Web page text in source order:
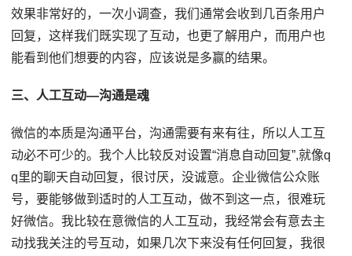
效果非常好的，一次小调查，我们通常会收到几百条用户
回复，这样我们既实现了互动，也更了解用户，而用户也
能看到他们想要的内容，应该说是多赢的结果。
三、人工互动—沟通是魂
微信的本质是沟通平台，沟通需要有来有往，所以人工互
动必不可少的。我个人比较反对设置“消息自动回复”,就像q
q里的聊天自动回复，很讨厌，没诚意。企业微信公众账
号，要能够做到适时的人工互动，做不到这一点，很难玩
好微信。我比较在意微信的人工互动，我经常会有意去主
动找我关注的号互动，如果几次下来没有任何回复，我很